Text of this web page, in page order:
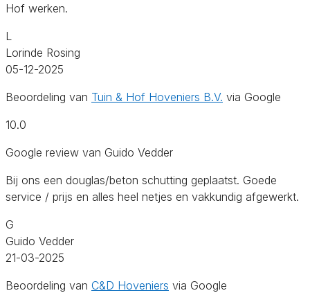
Hof werken.
L
Lorinde Rosing
05-12-2025
Beoordeling van Tuin & Hof Hoveniers B.V. via Google
10.0
Google review van Guido Vedder
Bij ons een douglas/beton schutting geplaatst. Goede
service / prijs en alles heel netjes en vakkundig afgewerkt.
G
Guido Vedder
21-03-2025
Beoordeling van C&D Hoveniers via Google